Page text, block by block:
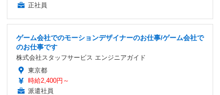
正社員
ゲーム会社でのモーションデザイナーのお仕事/ゲーム会社で
のお仕事です
株式会社スタッフサービス エンジニアガイド
東京都
時給2,400円～
派遣社員